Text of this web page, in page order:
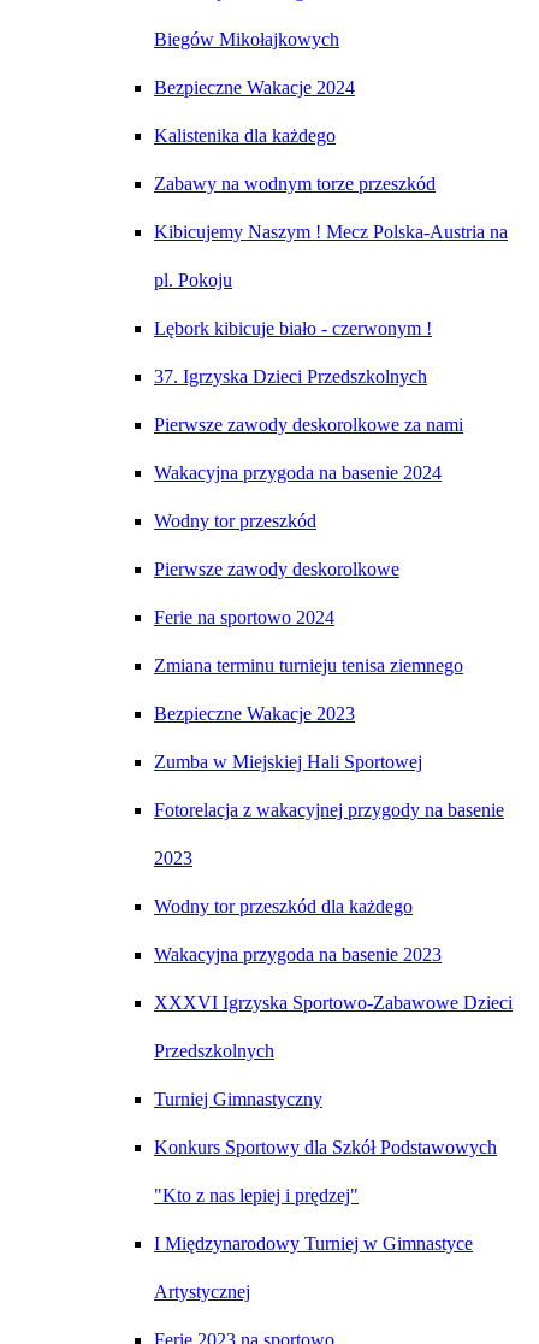
Biegów Mikołajkowych
Bezpieczne Wakacje 2024
Kalistenika dla każdego
Zabawy na wodnym torze przeszkód
Kibicujemy Naszym ! Mecz Polska-Austria na
pl. Pokoju
Lębork kibicuje biało - czerwonym !
37. Igrzyska Dzieci Przedszkolnych
Pierwsze zawody deskorolkowe za nami
Wakacyjna przygoda na basenie 2024
Wodny tor przeszkód
Pierwsze zawody deskorolkowe
Ferie na sportowo 2024
Zmiana terminu turnieju tenisa ziemnego
Bezpieczne Wakacje 2023
Zumba w Miejskiej Hali Sportowej
Fotorelacja z wakacyjnej przygody na basenie
2023
Wodny tor przeszkód dla każdego
Wakacyjna przygoda na basenie 2023
XXXVI Igrzyska Sportowo-Zabawowe Dzieci
Przedszkolnych
Turniej Gimnastyczny
Konkurs Sportowy dla Szkół Podstawowych
"Kto z nas lepiej i prędzej"
I Międzynarodowy Turniej w Gimnastyce
Artystycznej